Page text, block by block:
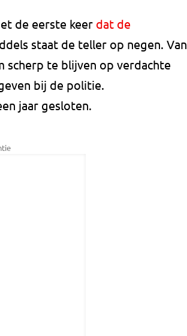
de eerste keer dat de
staat de teller op negen. Van
scherp te blijven op verdachte
bij de politie.
jaar gesloten.